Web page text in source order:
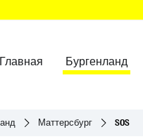
Главная Бургенланд
Маттерсбург SOS